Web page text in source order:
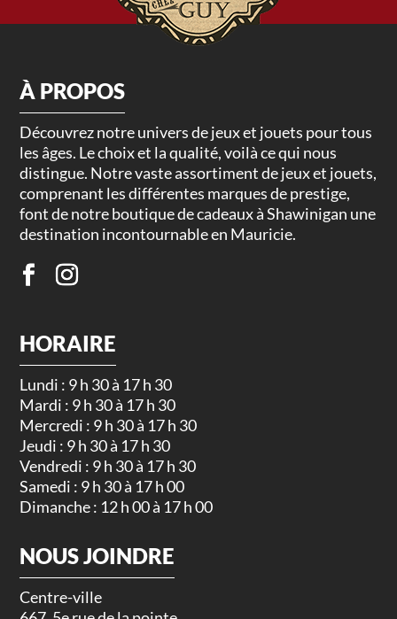
À PROPOS
Découvrez notre univers de jeux et jouets pour tous
les âges. Le choix et la qualité, voilà ce qui nous
distingue. Notre vaste assortiment de jeux et jouets,
comprenant les différentes marques de prestige,
font de notre boutique de cadeaux à Shawinigan une
destination incontournable en Mauricie.
HORAIRE
Lundi : 9 h 30 à 17 h 30
Mardi : 9 h 30 à 17 h 30
Mercredi : 9 h 30 à 17 h 30
Jeudi : 9 h 30 à 17 h 30
Vendredi : 9 h 30 à 17 h 30
Samedi : 9 h 30 à 17 h 00
Dimanche : 12 h 00 à 17 h 00
NOUS JOINDRE
Centre-ville